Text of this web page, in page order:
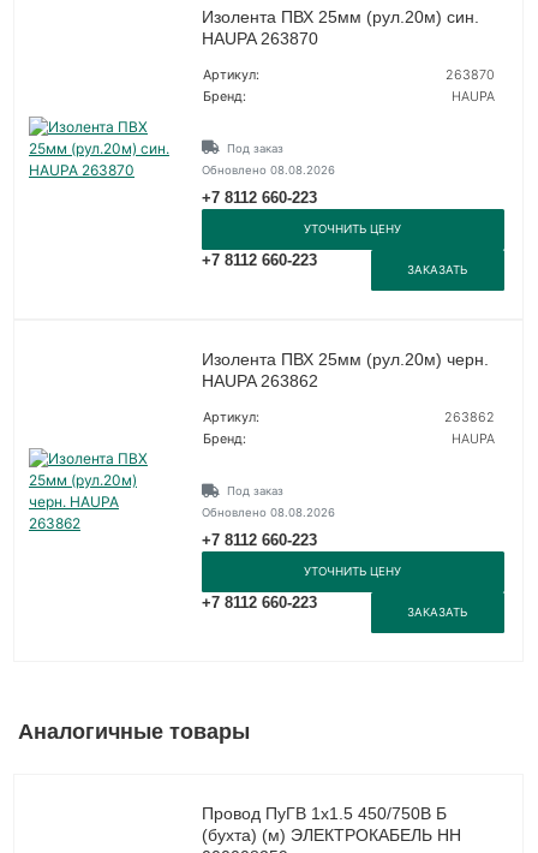
Изолента ПВХ 25мм (рул.20м) син.
HAUPA 263870
Артикул:
263870
Бренд:
HAUPA
Под заказ
Обновлено 08.08.2026
+7 8112 660-223
УТОЧНИТЬ ЦЕНУ
+7 8112 660-223
ЗАКАЗАТЬ
Изолента ПВХ 25мм (рул.20м) черн.
HAUPA 263862
Артикул:
263862
Бренд:
HAUPA
Под заказ
Обновлено 08.08.2026
+7 8112 660-223
УТОЧНИТЬ ЦЕНУ
+7 8112 660-223
ЗАКАЗАТЬ
Аналогичные товары
Провод ПуГВ 1х1.5 450/750В Б
(бухта) (м) ЭЛЕКТРОКАБЕЛЬ НН